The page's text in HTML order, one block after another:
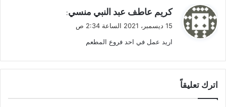
ي
ل
كريم عاطف عبد النبي منسي:
15 ديسمبر، 2021 الساعة 2:34 ص
اريد عمل في احد فروع المطعم
اترك تعليقاً